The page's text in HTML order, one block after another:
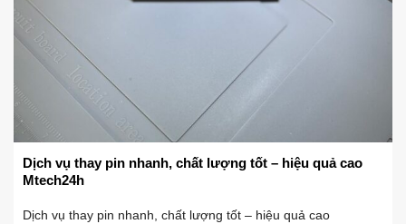
Dịch vụ thay pin nhanh, chất lượng tốt – hiệu quả cao
Mtech24h
Dịch vụ thay pin nhanh, chất lượng tốt – hiệu quả cao